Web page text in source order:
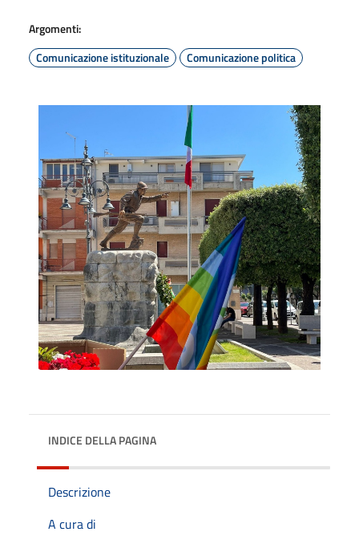
Argomenti:
Comunicazione istituzionale
Comunicazione politica
INDICE DELLA PAGINA
Descrizione
A cura di